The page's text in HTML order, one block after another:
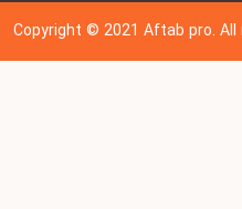
Copyright © 202 1Aftab pro.